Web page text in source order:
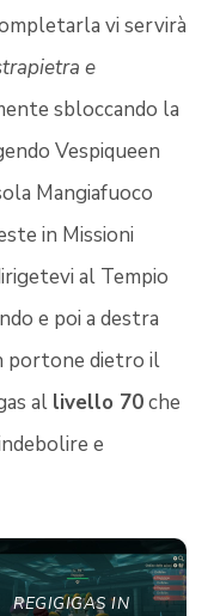
vi servirà
e
sbloccando la
Vespiqueen
Mangiafuoco
in Missioni
al Tempio
e poi a destra
portone dietro il
al livello 70che
e
REGIGIGAS IN